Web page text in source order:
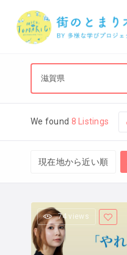
We found 8 Listings
現在地から近い順
74 views